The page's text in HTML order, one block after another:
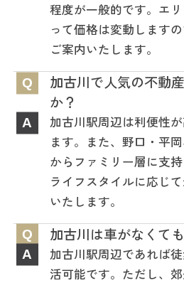
程度が一般的です。エ
って価格は変動します
ご案内いたします。
Q
加古川で人気の不動
か？
A
加古川駅周辺は利便性
ます。また、野口・平
からファミリー層に支
ライフスタイルに応じ
いたします。
Q 加古川は車がなくて
A
加古川駅周辺であれば
活可能です。ただし、